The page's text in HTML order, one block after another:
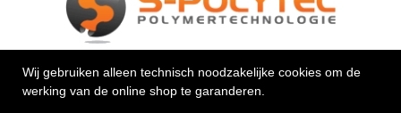
© 2026 •S-Polytec GmbH
Uw vakman voor kunststoffen & kleefstoffen
Wij gebruiken alleen technisch noodzakelijke cookies om de
werking van de online shop te garanderen.